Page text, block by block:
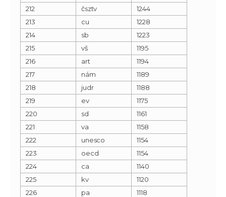
212
čsztv
1244
213
cu
1228
214
sb
1223
215
vš
1195
216
art
1194
217
nám
1189
218
judr
1188
219
ev
1175
220
sd
1161
221
va
1158
222
unesco
1154
223
oecd
1154
224
ca
1140
225
kv
1120
226
pa
1118